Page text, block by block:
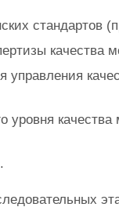
стандартов
качества
управления
уровня качества